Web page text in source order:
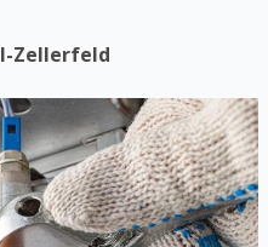
Zellerfeld